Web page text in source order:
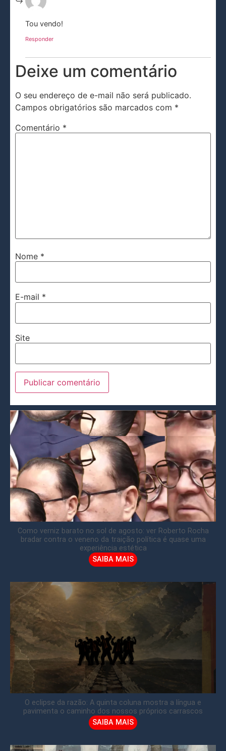
Tou vendo!
Responder
Deixe um comentário
O seu endereço de e-mail não será publicado.
Campos obrigatórios são marcados com *
Comentário *
Nome *
E-mail *
Site
Como verniz barato no sol de agosto: ver Roberto Rocha
bradar contra o veneno da traição política é quase uma
experiência estética
SAIBA MAIS
O eclipse da razão: A quinta coluna mostra a língua e
pavimenta o caminho dos nossos próprios carrascos
SAIBA MAIS